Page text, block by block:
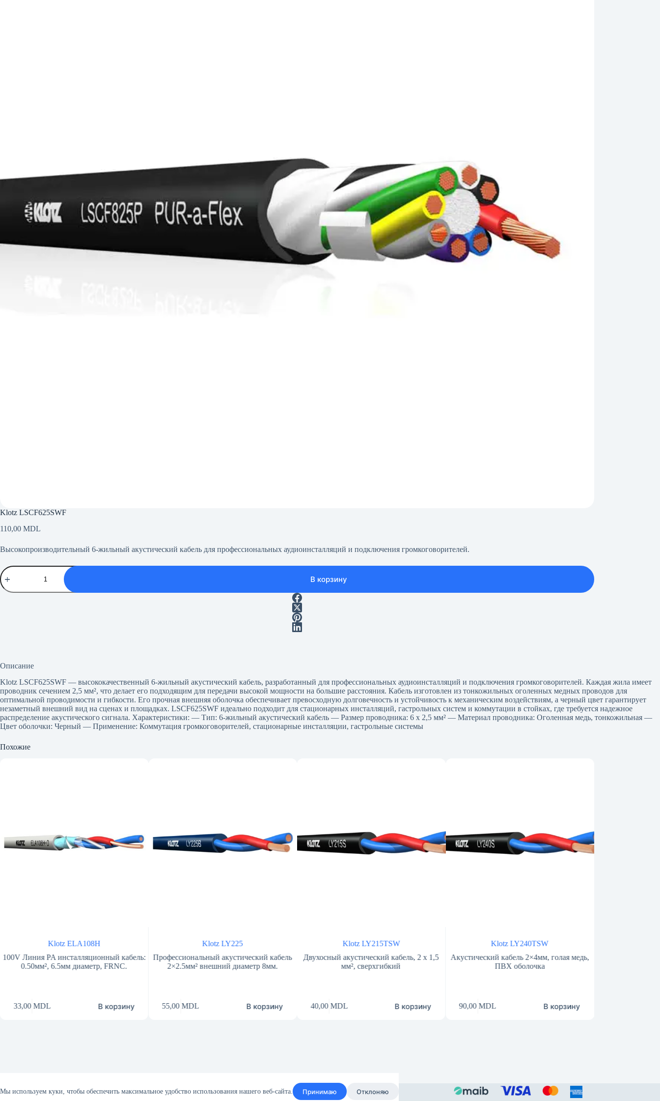
Мы используем куки, чтобы обеспечить максимальное удобство использования нашего веб-сайта. Принимаю Отклоняю
Klotz LSCF625SWF
110,00 MDL
Высокопроизводительный 6-жильный акустический кабель для профессиональных аудиоинсталляций и подключения громкоговорителей.
Количество
товара
Klotz
LSCF625SWF
В корзину
Описание
Klotz LSCF625SWF — высококачественный 6-жильный акустический кабель, разработанный для профессиональных аудиоинсталляций и подключения громкоговорителей. Каждая жила имеет
проводник сечением 2,5 мм², что делает его подходящим для передачи высокой мощности на большие расстояния. Кабель изготовлен из тонкожильных оголенных медных проводов для
оптимальной проводимости и гибкости. Его прочная внешняя оболочка обеспечивает превосходную долговечность и устойчивость к механическим воздействиям, а черный цвет гарантирует
незаметный внешний вид на сценах и площадках. LSCF625SWF идеально подходит для стационарных инсталляций, гастрольных систем и коммутации в стойках, где требуется надежное
распределение акустического сигнала. Характеристики: — Тип: 6-жильный акустический кабель — Размер проводника: 6 x 2,5 мм² — Материал проводника: Оголенная медь, тонкожильная —
Цвет оболочки: Черный — Применение: Коммутация громкоговорителей, стационарные инсталляции, гастрольные системы
Похожие
Klotz ELA108H
100V Линия PA инсталляционный кабель:
0.50мм², 6.5мм диаметр, FRNC.
33,00 MDL В корзину
Klotz LY225
Профессиональный акустический кабель
2×2.5мм² внешний диаметр 8мм.
55,00 MDL В корзину
Klotz LY215TSW
Двухосный акустический кабель, 2 x 1,5
мм², сверхгибкий
40,00 MDL В корзину
Klotz LY240TSW
Акустический кабель 2×4мм, голая медь,
ПВХ оболочка
90,00 MDL В корзину
Контакты Конфиденциальность